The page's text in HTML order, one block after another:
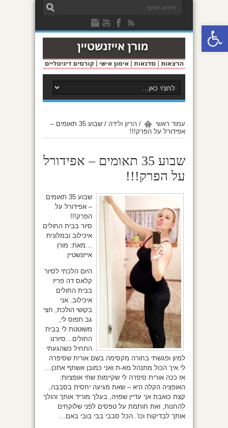
פתח סרגל נגישות
עמוד ראשי / הריון ולידה /
שבוע 35 תאומים –
אפידורל על הפרק!!!
שבוע 35 תאומים – אפידורל
על הפרק!!!
שבוע 35 תאומים
– אפידורל על
הפרק!!!
סיור בבית החולים
איכילוב ובמלונית
…מאת: מורן
אייזנשטיין
היום הלכתי לסיור
קלאס דה פריז
בבית החולים
איכילוב. אני
בקושי הולכת, חצי
גב תפוס לי,
משוטטת לי בבית
החולים…סיורנו
התחיל כשהגעתי
למיון ופגשתי בחורה מקסימה בשם אורית שסיפרה
לי איך הכול מתנהל מא-ת ואני כמובן אשתף אתכן…
אז ככה אורית סיפרה לי שקיימות שתי אופציות:
האופציה הקלה היא – שאת מגיעה יחסית בסבבה,
קצת כואבת אך עדיין שפויה, בעלך מוריד אותך והולך
להחנות, ואת חותמת על טפסים לפני שלוקחים
אותך לבדיקות וכו'..הכל סבבי בבי בובי באם…